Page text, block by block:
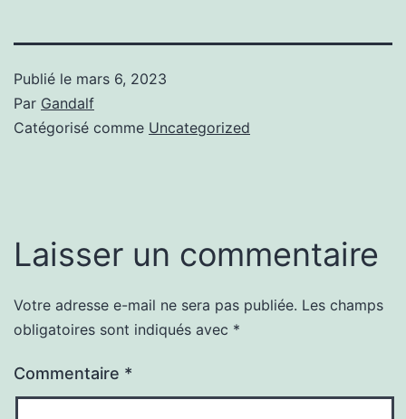
Publié le mars 6, 2023
Par Gandalf
Catégorisé comme Uncategorized
Laisser un commentaire
Votre adresse e-mail ne sera pas publiée. Les champs
obligatoires sont indiqués avec *
Commentaire *